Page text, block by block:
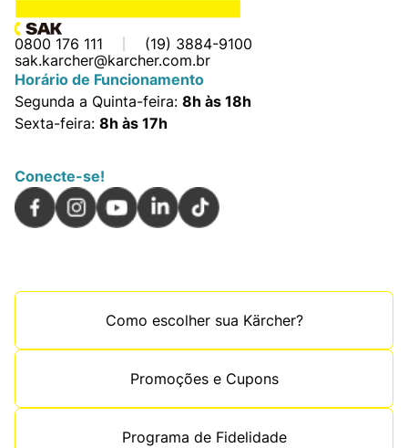
0800 176 111
(19) 3884-9100
sak.karcher@karcher.com.br
Horário de Funcionamento
Segunda a Quinta-feira: 8h às 18h
Sexta-feira: 8h às 17h
Conecte-se!
Como escolher sua Kärcher?
Promoções e Cupons
Programa de Fidelidade